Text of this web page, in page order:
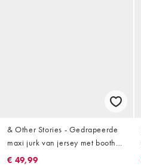
& Other Stories - Gedrapeerde
maxi jurk van jersey met boothals
en gespdetail in beige
€ 49,99